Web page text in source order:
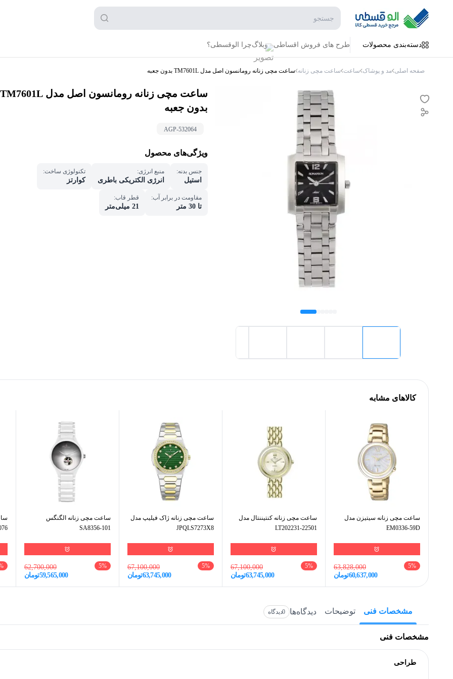
جستجو در فروشگاه
دسته‌بندی محصولات طرح های فروش اقساطی وبلاگچرا الوقسطی؟
صفحه اصلی مد و پوشاک ساعت ساعت مچی زنانه ساعت مچی زنانه رومانسون اصل مدل TM7601L بدون جعبه
ساعت مچی زنانه رومانسون اصل مدل TM7601L
بدون جعبه
AGP-532064
ویژگی‌های محصول
جنس بدنه:
استیل
منبع انرژی:
انرژی الکتریکی باطری
تکنولوژی ساخت:
کوارتز
مقاومت در برابر آب:
تا 30 متر
قطر قاب:
21 میلی‌متر
کالاهای مشابه
ساعت مچی زنانه سیتیزن مدل
EM0336-59D
5%
63,828,000
60,637,000تومان
ساعت مچی زنانه کنتیننتال مدل
22501-LT202231
5%
67,100,000
63,745,000تومان
ساعت مچی زنانه ژاک فیلیپ مدل
JPQLS7273X8
5%
67,100,000
63,745,000تومان
ساعت مچی زنانه الگنگس
SA8356-101
5%
62,700,000
59,565,000تومان
مشخصات فنی توضیحات دیدگاه‌ها 0دیدگاه
مشخصات فنی
طراحی